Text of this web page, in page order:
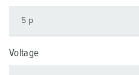
Voltage